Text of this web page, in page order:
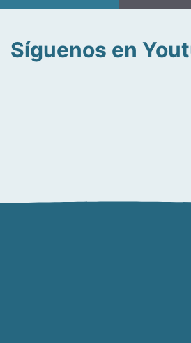
Síguenos en